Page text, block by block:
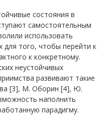
состояния в
самостоятельным
использовать
для того, чтобы перейти к
к конкретному.
неустойчивых
развивают такие
[3], М. Оборин [4], Ю.
наполнить
парадигму.